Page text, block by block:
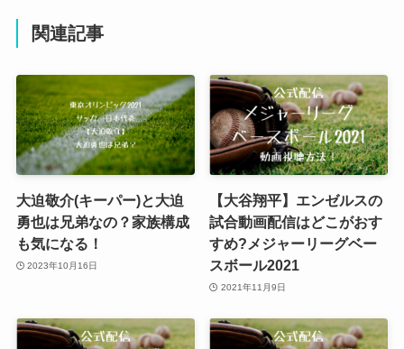
関連記事
大迫敬介(キーパー)と大迫
勇也は兄弟なの？家族構成
も気になる！
2023年10月16日
【大谷翔平】エンゼルスの
試合動画配信はどこがおす
すめ?メジャーリーグベー
スボール2021
2021年11月9日